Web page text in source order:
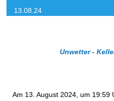
13.08.24
Unwetter -
Am 13. August 2024, um 19:59